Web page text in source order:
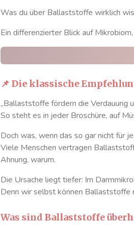
Was du über Ballaststoffe wirklich
Ein differenzierter Blick auf
📌 Die klassische
„Ballaststoffe fördern die Verdauung
So steht es in jeder Broschüre, auf
Doch was, wenn das so gar nicht für
Viele Menschen vertragen
Ahnung, warum.
Die Ursache liegt tiefer: Im
Denn wir selbst können Ballaststoffe
Was sind Ballaststoffe